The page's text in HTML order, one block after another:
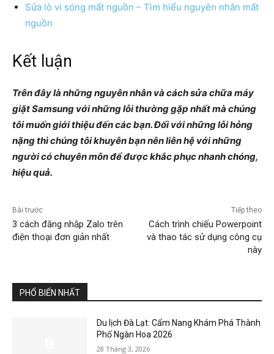
Sửa lò vi sóng mất nguồn – Tìm hiểu nguyên nhân mất
nguồn
Kết luận
Trên đây là những nguyên nhân và cách sửa chữa máy
giặt Samsung với những lỗi thường gặp nhất mà chúng
tôi muốn giới thiệu đến các bạn. Đối với những lỗi hỏng
nặng thì chúng tôi khuyên bạn nên liên hệ với những
người có chuyên môn để được khắc phục nhanh chóng,
hiệu quả.
Bài trước
3 cách đăng nhập Zalo trên
điện thoại đơn giản nhất
Tiếp theo
Cách trình chiếu Powerpoint
và thao tác sử dụng công cụ
này
PHỔ BIẾN NHẤT
Du lịch Đà Lạt: Cẩm Nang Khám Phá Thành
Phố Ngàn Hoa 2026
28 Tháng 3, 2026